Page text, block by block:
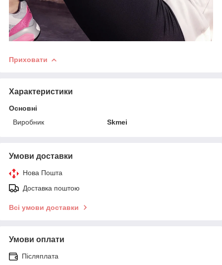
Приховати
Характеристики
Основні
Виробник
Skmei
Умови доставки
Нова Пошта
Доставка поштою
Всі умови доставки
Умови оплати
Післяплата